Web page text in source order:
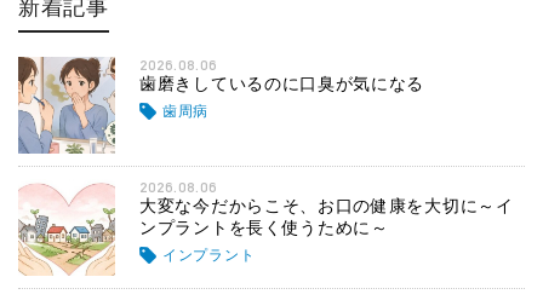
新着記事
2026.08.06
歯磨きしているのに口臭が気になる
歯周病
2026.08.06
大変な今だからこそ、お口の健康を大切に～イ
ンプラントを長く使うために～
インプラント